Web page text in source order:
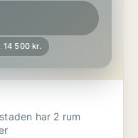
14 500 kr.